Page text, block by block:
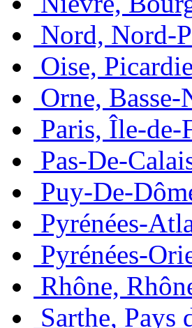
Nord, Nord-
Oise, Picardie
Orne,
Paris, Île-de-
Pas-De-
Puy-De-
Pyrénées-
Pyrénées-
Rhône,
Sarthe, Pays